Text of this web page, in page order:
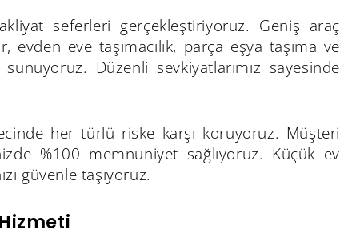
seferleri gerçekleştiriyoruz. Geniş araç
evden eve taşımacılık, parça eşya taşıma ve
Düzenli sevkiyatlarımız sayesinde
her türlü riske karşı koruyoruz. Müşteri
%100 memnuniyet sağlıyoruz. Küçük ev
güvenle taşıyoruz.